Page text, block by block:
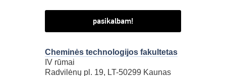
pasikalbam!
Cheminės technologijos fakultetas
IV rūmai
Radvilėnų pl. 19, LT-50299 Kaunas